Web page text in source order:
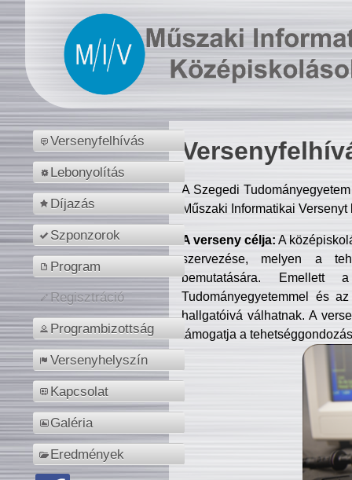
Versenyfelhívás
Lebonyolítás
Díjazás
Szponzorok
Program
Regisztráció
Programbizottság
Versenyhelyszín
Kapcsolat
Galéria
Eredmények
A Szegedi
Műszaki Informatikai
A verseny célja: A
szervezése, melyen a
bemutatására. Emellett
Tudományegyetemmel és
hallgatóivá válhatnak. A
támogatja a